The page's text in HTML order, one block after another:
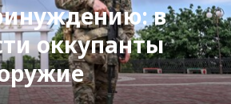
в
оккупанты